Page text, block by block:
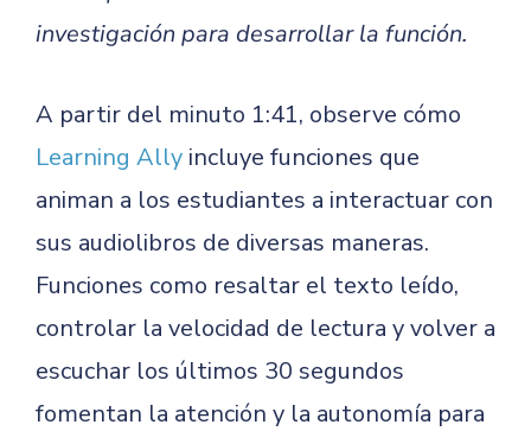
investigación para desarrollar la función.
A partir del minuto 1:41, observe cómo
Learning Ally incluye funciones que
animan a los estudiantes a interactuar con
sus audiolibros de diversas maneras.
Funciones como resaltar el texto leído,
controlar la velocidad de lectura y volver a
escuchar los últimos 30 segundos
fomentan la atención y la autonomía para